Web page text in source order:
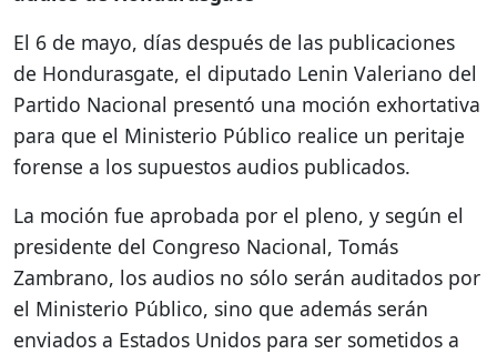
El 6 de mayo, días después de las publicaciones
de Hondurasgate, el diputado Lenin Valeriano del
Partido Nacional presentó una moción exhortativa
para que el Ministerio Público realice un peritaje
forense a los supuestos audios publicados.
La moción fue aprobada por el pleno, y según el
presidente del Congreso Nacional, Tomás
Zambrano, los audios no sólo serán auditados por
el Ministerio Público, sino que además serán
enviados a Estados Unidos para ser sometidos a